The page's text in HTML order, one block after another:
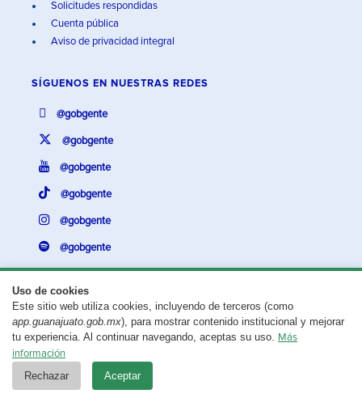
Uso de cookies
Este sitio web utiliza cookies, incluyendo de terceros (como
app.guanajuato.gob.mx), para mostrar contenido institucional y mejorar
tu experiencia. Al continuar navegando, aceptas su uso. Más
información
Rechazar Aceptar
Solicitudes respondidas
Cuenta pública
Aviso de privacidad integral
SÍGUENOS EN NUESTRAS REDES
@gobgente
@gobgente
@gobgente
@gobgente
@gobgente
@gobgente
¿Existe algún problema con esta página?Repórtalo aquí.
Aviso legal